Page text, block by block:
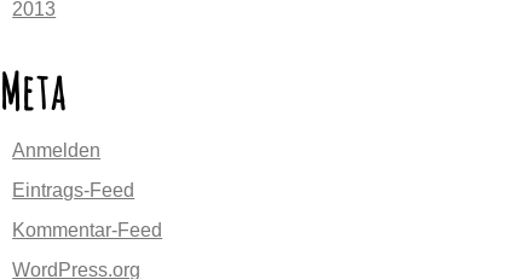
2013
Meta
Anmelden
Eintrags-Feed
Kommentar-Feed
WordPress.org